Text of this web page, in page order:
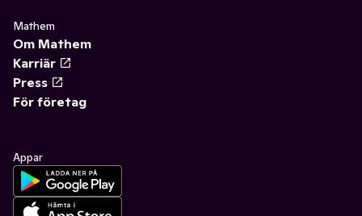
Mathem
Om Mathem
Karriär
Press
För företag
Appar